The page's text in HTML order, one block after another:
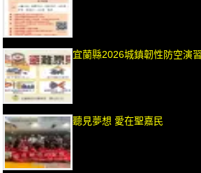
宜蘭縣2026城鎮韌性防空演
聽見夢想 愛在聖嘉民